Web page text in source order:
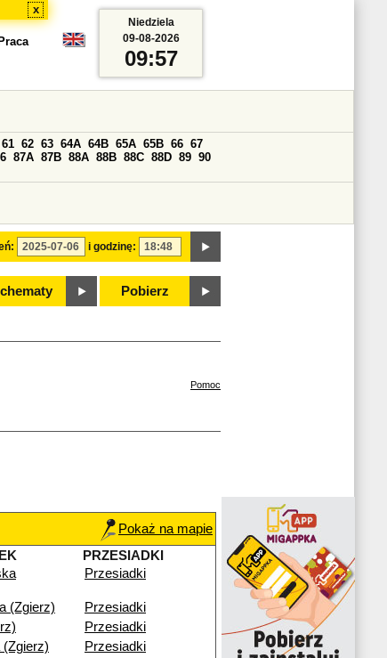
x
Praca
i godzinę:
61 62 63 64A 64B 65A 65B 66 67
87A 87B 88A 88B 88C 88D 89 90
Pobierz
Niedziela
09-08-2026
09:57
Pomoc
Pokaż na mapie
PRZESIADKI
Przesiadki
(Zgierz)
Przesiadki
Przesiadki
(Zgierz)
Przesiadki